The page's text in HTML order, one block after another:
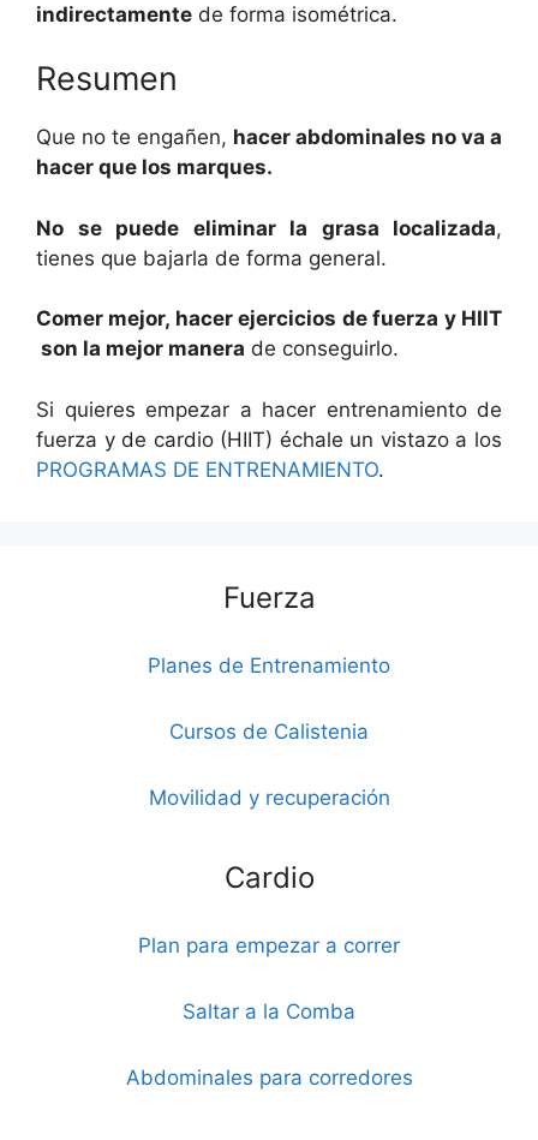
indirectamente de forma isométrica.
Resumen
Que no te engañen, hacer abdominales no va a
hacer que los marques.
No se puede eliminar la grasa localizada,
tienes que bajarla de forma general.
Comer mejor, hacer ejercicios de fuerza y HIIT
son la mejor manera de conseguirlo.
Si quieres empezar a hacer entrenamiento de
fuerza y de cardio (HIIT) échale un vistazo a los
PROGRAMAS DE ENTRENAMIENTO.
Fuerza
Planes de Entrenamiento
Cursos de Calistenia
Movilidad y recuperación
Cardio
Plan para empezar a correr
Saltar a la Comba
Abdominales para corredores